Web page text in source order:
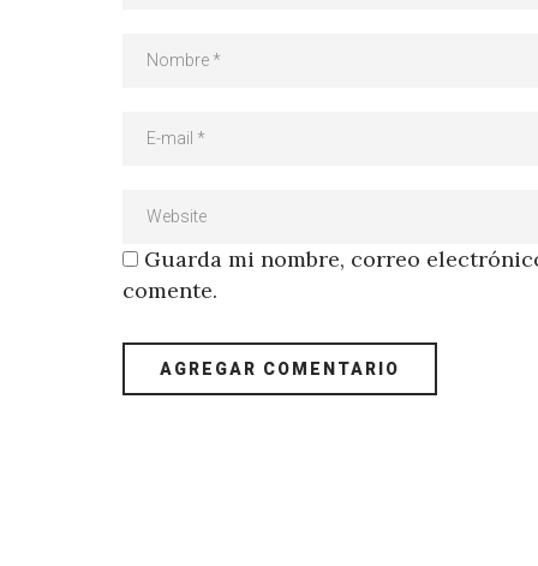
Guarda mi nombre, correo
comente.